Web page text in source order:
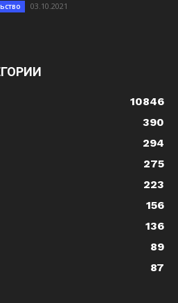
03.10.2021
10846
390
294
275
223
156
136
89
87